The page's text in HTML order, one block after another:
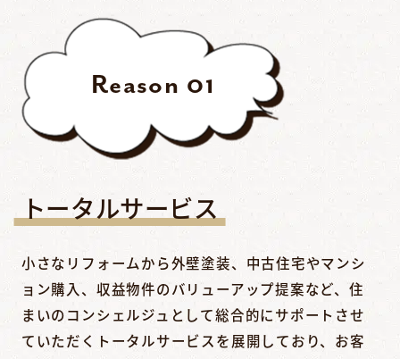
Reason 01
トータルサービス
小さなリフォームから外壁塗装、中古住宅やマンシ
ョン購入、収益物件のバリューアップ提案など、住
まいのコンシェルジュとして総合的にサポートさせ
ていただくトータルサービスを展開しており、お客